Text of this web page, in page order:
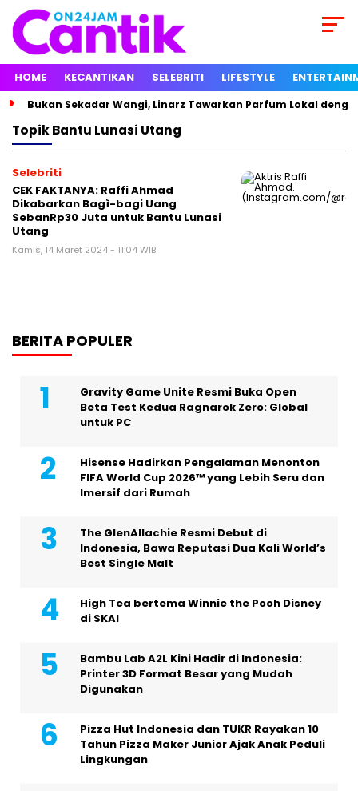
HOME KECANTIKAN SELEBRITI LIFESTYLE
Bukan Sekadar Wangi, Linarz Tawarkan Parfum Lokal
TopikBantu Lunasi Utang
Selebriti
CEK FAKTANYA: Raffi Ahmad
Dikabarkan Bagì-bagi Uang
SebanRp30 Juta untuk Bantu Lunasi
Utang
Kamis, 14 Maret 2024 - 11:04 WIB
BERITA POPULER
Gravity Game Unite Resmi Buka Open
Beta Test Kedua Ragnarok Zero: Global
untuk PC
Hisense Hadirkan Pengalaman Menonton
FIFA World Cup 2026™ yang Lebih Seru dan
Imersif dari Rumah
The GlenAllachie Resmi Debut di
Indonesia, Bawa Reputasi Dua Kali World’s
Best Single Malt
High Tea bertema Winnie the Pooh Disney
di SKAI
Bambu Lab A2L Kini Hadir di Indonesia:
Printer 3D Format Besar yang Mudah
Digunakan
Pizza Hut Indonesia dan TUKR Rayakan 10
Tahun Pizza Maker Junior Ajak Anak Peduli
Lingkungan